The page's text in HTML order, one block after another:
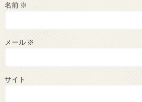
名前 ※
メール ※
サイト